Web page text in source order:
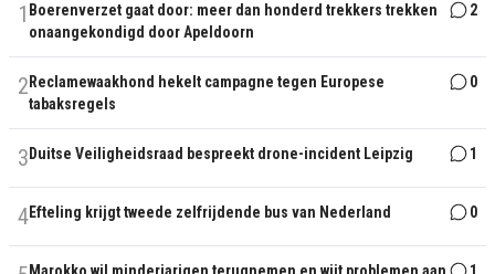
1 Boerenverzet gaat door: meer dan honderd trekkers trekken
onaangekondigd door Apeldoorn
2
2 Reclamewaakhond hekelt campagne tegen Europese
tabaksregels
0
3 Duitse Veiligheidsraad bespreekt drone-incident Leipzig 1
4Efteling krijgt tweede zelfrijdende bus van Nederland 0